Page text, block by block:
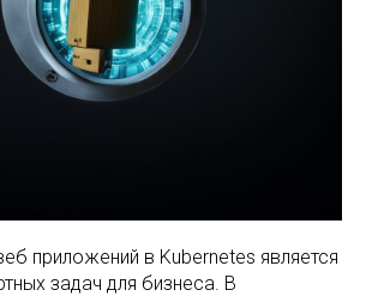
приложений в Kubernetes является
задач для бизнеса. В